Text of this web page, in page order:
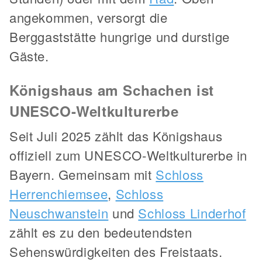
angekommen, versorgt die
Berggaststätte hungrige und durstige
Gäste.
Königshaus am Schachen ist
UNESCO-Weltkulturerbe
Seit Juli 2025 zählt das Königshaus
offiziell zum UNESCO-Weltkulturerbe in
Bayern. Gemeinsam mit Schloss
Herrenchiemsee, Schloss
Neuschwanstein und Schloss Linderhof
zählt es zu den bedeutendsten
Sehenswürdigkeiten des Freistaats.